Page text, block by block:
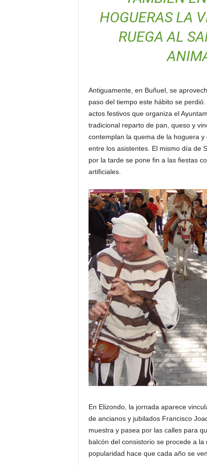
HOGUERAS LA
RUEGA AL
Antiguamente, en Buñuel, se
paso del tiempo este hábito se
actos festivos que organiza el
tradicional reparto de pan, queso y
contemplan la quema de la hoguera
entre los asistentes. El mismo día de
por la tarde se pone fin a las fiestas
artificiales.
En Elizondo, la jornada aparece
de ancianos y jubilados Francisco
muestra y pasea por las calles para
balcón del consistorio se procede a
popularidad hace que cada año se